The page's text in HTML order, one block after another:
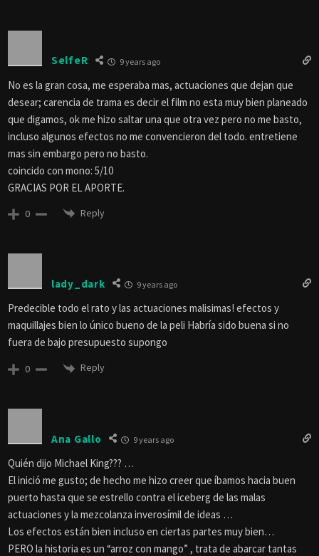
SelfeR 9 years ago
No es la gran cosa, me esperaba mas, actuaciones que dejan que
desear; carencia de trama es decir el film no esta muy bien planeado
que digamos, ok me hizo saltar una que otra vez pero no me basto,
incluso algunos efectos no me convencieron del todo. entretiene
mas sin embargo pero no basto.
coincido con mono: 5/10
GRACIAS POR EL APORTE.
0 Reply
lady_dark 9 years ago
Predecible todo el rato y las actuaciones malisimas! efectos y
maquillajes bien lo único bueno de la peli Habría sido buena si no
fuera de bajo presupuesto supongo
0 Reply
Ana Gallo 9 years ago
Quién dijo Michael King??? …
El inició me gusto; de hecho me hizo creer que íbamos hacia buen
puerto hasta que se estrello contra el iceberg de las malas
actuaciones y la mezcolanza inverosímil de ideas …
Los efectos están bien incluso en ciertas partes muy bien…
PERO la historia es un “arroz con mango” , trata de abarcar tantas